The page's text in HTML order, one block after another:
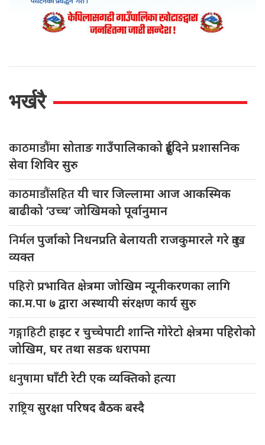
भर्खरै
काठमाडौंमासोताङ गाउँपालिकाको दुईदिने प्रशासनिक
सेवा शिविर सुरु
काठमाडौंसहितयी चार जिल्लामा आज आकस्मिक
बाढीको ‘उच्च’ जोखिमको पूर्वानुमान
निर्मलपुर्जाको निधनप्रति बेलायती राजकुमारले गरे दुःख
व्यक्त
पहिरोप्रभावित क्षेत्रमा जोखिम न्यूनीकरणका लागि
का.म.पा ७ द्वारा अस्थायी संरक्षण कार्य सुरु
गङ्गाहिटीहाइट र चुच्चेपाटी शान्ति गोरेटो क्षेत्रमा पहिरोको
जोखिम, घर तथा सडक धरापमा
धनुषामाघाँटी रेटी एक व्यक्तिको हत्या
राष्ट्रियसुरक्षा परिषद बैठक बस्दै